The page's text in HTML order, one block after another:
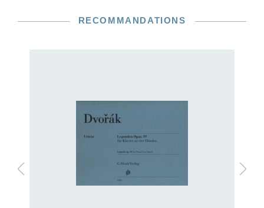
RECOMMANDATIONS